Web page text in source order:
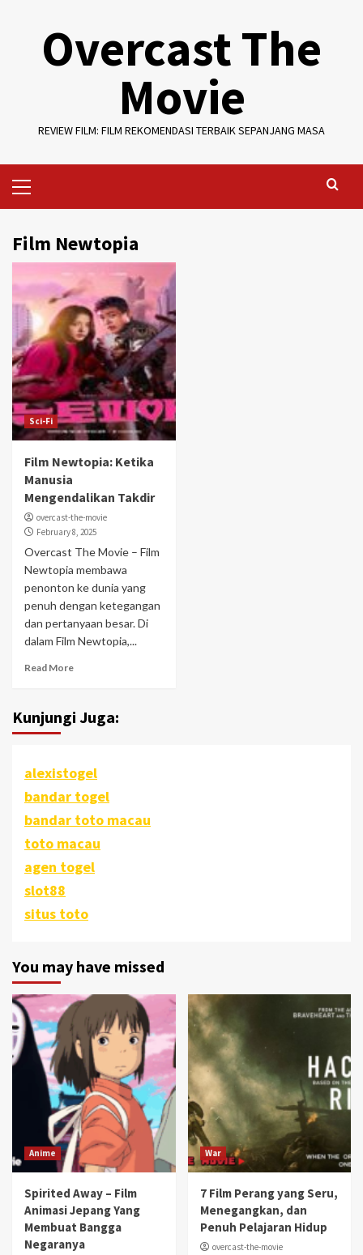
Overcast The
Movie
REVIEW FILM: FILM REKOMENDASI TERBAIK SEPANJANG MASA
Menu
Film Newtopia
Sci-Fi
Film Newtopia: Ketika
Manusia
Mengendalikan Takdir
overcast-the-movie
February 8, 2025
Overcast The Movie – Film
Newtopia membawa
penonton ke dunia yang
penuh dengan ketegangan
dan pertanyaan besar. Di
dalam Film Newtopia,...
Read More
Kunjungi Juga:
alexistogel
bandar togel
bandar toto macau
toto macau
agen togel
slot88
situs toto
You may have missed
Anime
Spirited Away – Film
Animasi Jepang Yang
Membuat Bangga
Negaranya
War
7 Film Perang yang Seru,
Menegangkan, dan
Penuh Pelajaran Hidup
overcast-the-movie